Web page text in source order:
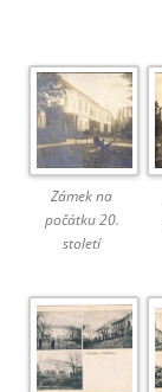
Zámek na
počátku 20.
století